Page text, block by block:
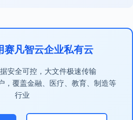
赛凡智云企业私有云
安全可控，大文件极速传输
，覆盖金融、医疗、教育、制造等
行业